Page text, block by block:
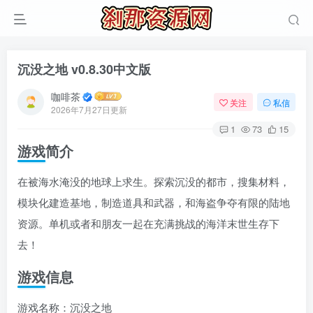
沉没之地 v0.8.30中文版
咖啡茶
2026年7月27日更新
关注 私信
1 73 15
游戏简介
在被海水淹没的地球上求生。探索沉没的都市，搜集材料，
模块化建造基地，制造道具和武器，和海盗争夺有限的陆地
资源。单机或者和朋友一起在充满挑战的海洋末世生存下
去！
游戏信息
游戏名称：沉没之地